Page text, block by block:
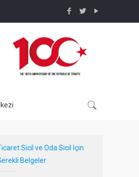
Sicil ve Oda Sicil İçin
Belgeler